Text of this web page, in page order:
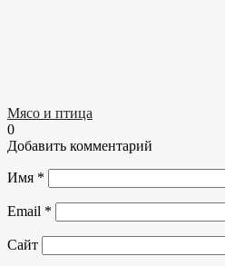
Мясо и птица
0
Добавить комментарий
Имя *
Email *
Сайт